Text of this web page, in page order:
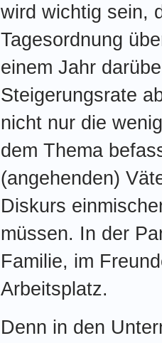
wird wichtig sein,
Tagesordnung
einem Jahr
Steigerungsrate
nicht nur die
dem Thema
(angehenden)
Diskurs
müssen. In der
Familie, im
Arbeitsplatz.
Denn in den